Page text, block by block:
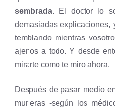
sembrada. El doctor lo
demasiadas explicaciones,
temblando mientras
ajenos a todo. Y desde
mirarte como te miro ahora.
Después de pasar medio
murieras -según los